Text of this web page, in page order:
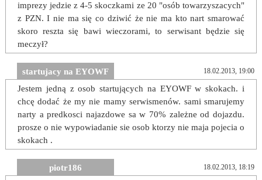
imprezy jedzie z 4-5 skoczkami ze 20 "osób towarzyszacych"
z PZN. I nie ma się co dziwić że nie ma kto nart smarować
skoro reszta się bawi wieczorami, to serwisant będzie się
meczył?
startujacy na EYOWF 18.02.2013, 19:00
Jestem jedną z osob startujących na EYOWF w skokach. i
chcę dodać że my nie mamy serwismenów. sami smarujemy
narty a predkosci najazdowe sa w 70% zależne od dojazdu.
prosze o nie wypowiadanie sie osob ktorzy nie maja pojecia o
skokach .
piotr186 18.02.2013, 18:19